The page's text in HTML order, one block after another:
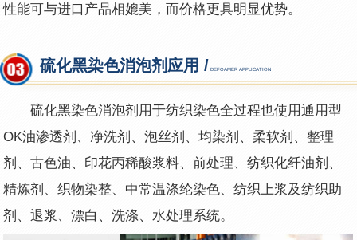
性能可与进口产品相媲美，而价格更具明显优势。
硫化黑染色消泡剂应用 / DEFOAMER APPLICATION
硫化黑染色消泡剂 用于纺织染色全过程也使用通用型
OK油渗透剂、净洗剂、泡丝剂、均染剂、柔软剂、整理
剂、古色油、印花丙稀酸浆料、前处理、纺织化纤油剂、
精炼剂、织物染整、中常温涤纶染色、纺织上浆及纺织助
剂、退浆、漂白、洗涤、水处理系统。